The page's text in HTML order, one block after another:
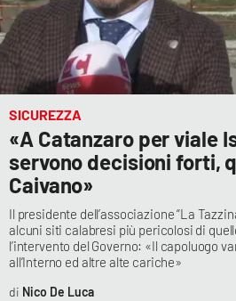
SICUREZZA
«A Catanzaro per viale
servono decisioni forti,
Caivano»
Il presidente dell’associazione “La
alcuni siti calabresi più pericolosi di
l’intervento del Governo: «Il capoluogo
all’Interno ed altre alte cariche»
Nico De Luca